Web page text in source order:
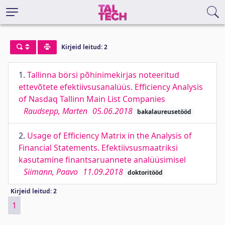
Kirjeid leitud: 2
1. Tallinna börsi põhinimekirjas noteeritud
ettevõtete efektiivsusanalüüs. Efficiency Analysis
of Nasdaq Tallinn Main List Companies
Raudsepp, Marten 05.06.2018 bakalaureusetööd
2. Usage of Efficiency Matrix in the Analysis of
Financial Statements. Efektiivsusmaatriksi
kasutamine finantsaruannete analüüsimisel
Siimann, Paavo 11.09.2018 doktoritööd
Kirjeid leitud: 2
1